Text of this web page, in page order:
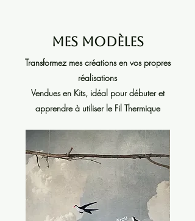
Mes modèles
Transformez mes créations en vos propres
réalisations
Vendues en Kits, idéal pour débuter et
apprendre à utiliser le Fil Thermique